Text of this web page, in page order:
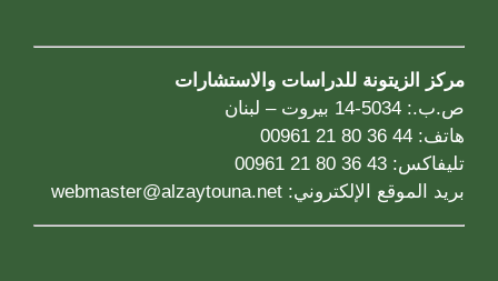
مركز الزيتونة للدراسات والاستشارات
ص.ب.: 5034-14 بيروت – لبنان
هاتف: 44 36 80 21 00961
تليفاكس: 43 36 80 21 00961
بريد الموقع الإلكتروني: webmaster@alzaytouna.net